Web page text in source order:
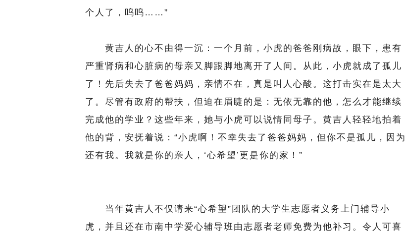
个人了，呜呜……”
黄吉人的心不由得一沉：一个月前，小虎的爸爸刚病故，眼下，患有
严重肾病和心脏病的母亲又脚跟脚地离开了人间。从此，小虎就成了孤儿
了！先后失去了爸爸妈妈，亲情不在，真是叫人心酸。这打击实在是太大
了。尽管有政府的帮扶，但迫在眉睫的是：无依无靠的他，怎么才能继续
完成他的学业？这些年来，她与小虎可以说情同母子。黄吉人轻轻地拍着
他的背，安抚着说：“小虎啊！不幸失去了爸爸妈妈，但你不是孤儿，因为
还有我。我就是你的亲人，‘心希望’更是你的家！”
当年黄吉人不仅请来“心希望”团队的大学生志愿者义务上门辅导小
虎，并且还在市南中学爱心辅导班由志愿者老师免费为他补习。令人可喜